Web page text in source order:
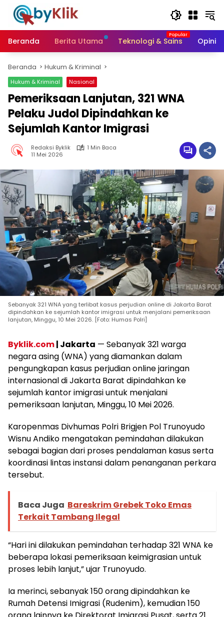
Langsung
konten
Beranda
Berita Utama Teknologi & Sains Opini
Beranda Hukum & Kriminal
Hukum & Kriminal Nasional
Pemeriksaan Lanjutan, 321 WNA
Pelaku Judol Dipindahkan ke
Sejumlah Kantor Imigrasi
Redaksi Byklik
1 Min Baca
11 Mei 2026
Sebanyak 321 WNA yang terlibat kasus perjudian online di Jakarta Barat
dipindahkan ke sejumlah kantor imigrasi untuk menjalani pemeriksaan
lanjutan, Minggu, 10 Mei 2026. [Foto: Humas Polri]
Byklik.com| Jakarta — Sebanyak 321 warga
negara asing (WNA) yang diamankan dalam
pengungkapan kasus perjudian online jaringan
internasional di Jakarta Barat dipindahkan ke
sejumlah kantor imigrasi untuk menjalani
pemeriksaan lanjutan, Minggu, 10 Mei 2026.
Karopenmas Divhumas Polri Brigjen Pol Trunoyudo
Wisnu Andiko mengatakan pemindahan dilakukan
sebagai bagian dari proses pendalaman kasus serta
koordinasi lintas instansi dalam penanganan perkara
tersebut.
Baca Juga Bareskrim Grebek Toko Emas
Terkait Tambang Ilegal
“Hari ini dilakukan pemindahan terhadap 321 WNA ke
beberapa lokasi pemeriksaan keimigrasian untuk
proses lebih lanjut,” ujar Trunoyudo.
Ia merinci, sebanyak 150 orang dipindahkan ke
Rumah Detensi Imigrasi (Rudenim), kemudian 150